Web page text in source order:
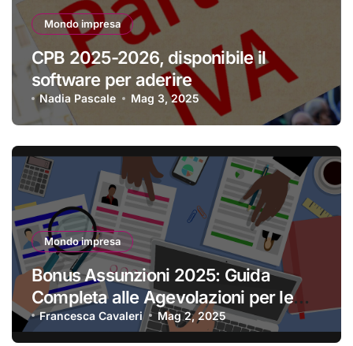
Mondo impresa
CPB 2025-2026, disponibile il
software per aderire
Nadia Pascale Mag 3, 2025
Mondo impresa
Bonus Assunzioni 2025: Guida
Completa alle Agevolazioni per le
Imprese
Francesca Cavaleri Mag 2, 2025